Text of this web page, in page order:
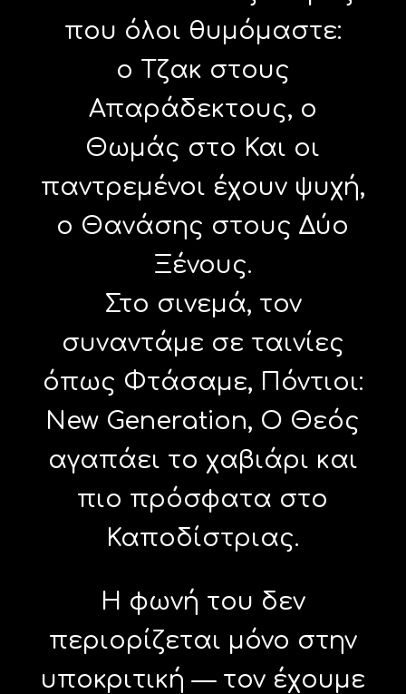
που όλοι θυμόμαστε:
ο Τζακ στους
Απαράδεκτους, ο
Θωμάς στο Και οι
παντρεμένοι έχουν ψυχή,
ο Θανάσης στους Δύο
Ξένους.
Στο σινεμά, τον
συναντάμε σε ταινίες
όπως Φτάσαμε, Πόντιοι:
New Generation, Ο Θεός
αγαπάει το χαβιάρι και
πιο πρόσφατα στο
Καποδίστριας.
Η φωνή του δεν
περιορίζεται μόνο στην
υποκριτική — τον έχουμε